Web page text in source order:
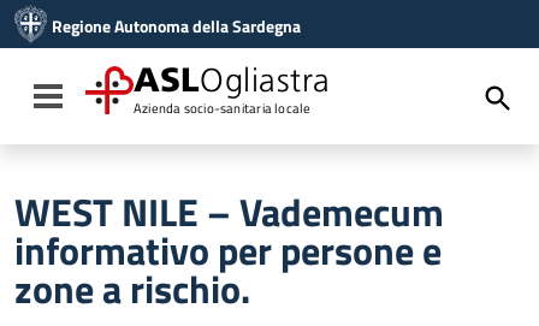
Vai al menu di navigazione
Vai al footer
Regione Autonoma della Sardegna
Toggle navigation
ASLOgliastra
Azienda socio-sanitaria locale
WEST NILE – Vademecum
informativo per persone e
zone a rischio.